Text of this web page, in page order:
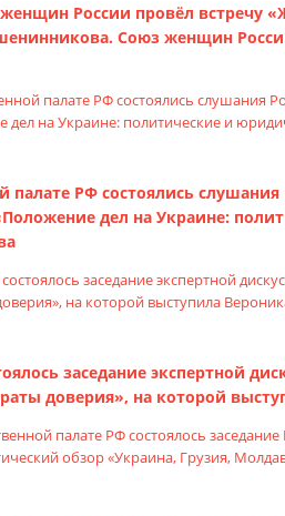
России провёл встречу
Союз женщин
палате РФ состоялись
дел на Украине:
заседание экспертной
доверия», на которой